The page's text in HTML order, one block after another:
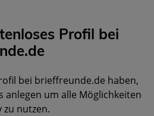
Profil bei
bei brieffreunde.de haben,
anlegen um alle Möglichkeiten
nutzen.